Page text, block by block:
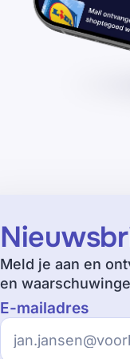
Meld je aan en
en
E-mailadres